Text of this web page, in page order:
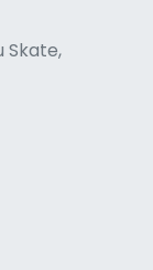
Skate,